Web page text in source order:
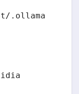
.ollama